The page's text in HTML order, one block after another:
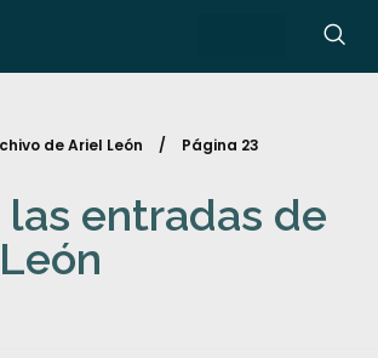
de Ariel León / Página 23
las entradas de